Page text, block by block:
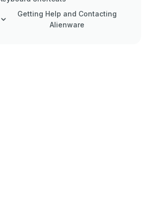
Getting Help and Contacting
Alienware